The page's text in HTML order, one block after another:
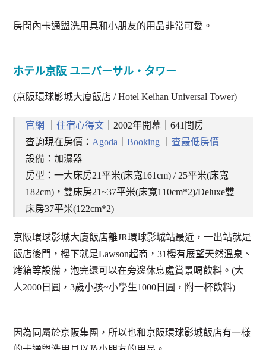
房間內卡通盥洗用具和小朋友的用品非常可愛。
ホテル京阪 ユニバーサル・タワー
(京阪環球影城大廈飯店 / Hotel Keihan Universal Tower)
官網 ｜住宿心得文 ｜2002年開幕｜641間房
查詢現在房價： Agoda ｜Booking
查最低房價
設備：加濕器
房型：一大床房21平米(床寬161cm) / 25平米(床寬
182cm)，雙床房21~37平米(床寬110cm*2)/Deluxe雙
床房37平米(122cm*2)
京阪環球影城大廈飯店離JR環球影城站最近，一出站就是
飯店後門，樓下就是Lawson超商，31樓有展望天然溫泉、
烤箱等設備，泡完還可以在旁邊休息處賞景喝飲料。(大
人2000日圓，3歲小孩~小學生1000日圓，附一杯飲料)
因為同屬於京阪集團，所以也和京阪環球影城飯店有一樣